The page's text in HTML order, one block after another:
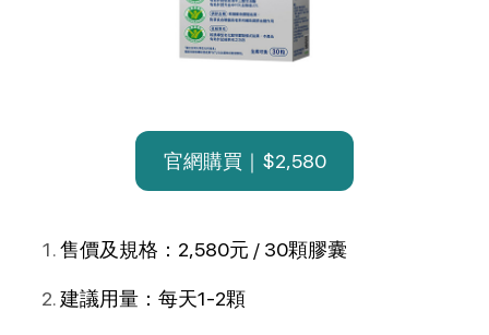
官網購買｜$2,580
售價及規格：2,580元 / 30顆膠囊
建議用量：每天1-2顆